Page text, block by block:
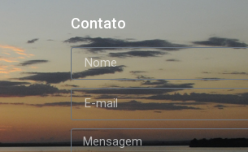
Contato